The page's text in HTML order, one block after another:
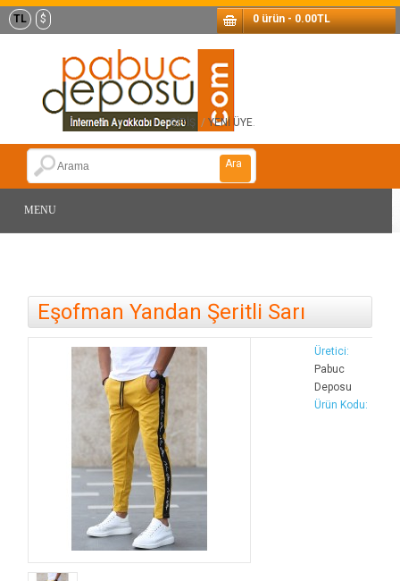
TL $ 0 ürün - 0.00TL
Ara
GİRİŞ / YENİ ÜYE.
MENU
Eşofman Yandan Şeritli Sarı
Üretici:
Pabuc
Deposu
Ürün Kodu: